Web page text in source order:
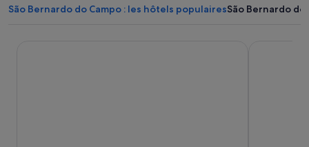
São Bernardo do Campo : les hôtels populairesSão Bernardo do